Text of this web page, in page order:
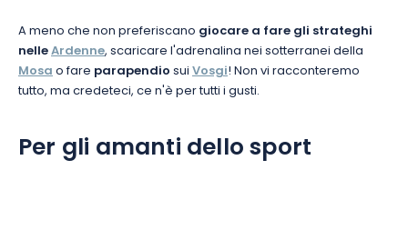
A meno che non preferiscano giocare a fare gli strateghi
nelleArdenne, scaricare l'adrenalina nei sotterranei della
Mosao fare parapendiosuiVosgi! Non vi racconteremo
tutto, ma credeteci, ce n'è per tutti i gusti.
Per gli amanti dello sport